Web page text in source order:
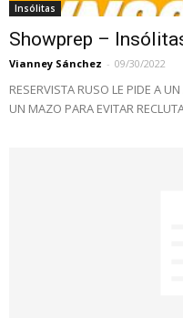
Insólitas
Showprep –
Vianney Sánchez - 09/30/2022
RESERVISTA RUSO LE PIDE A
UN MAZO PARA EVITAR